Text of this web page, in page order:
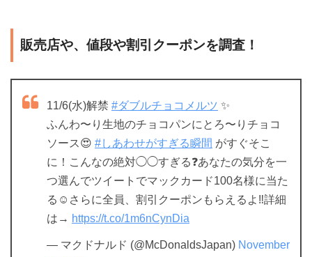
販売店や、値段や割引クーポンを調査！
11/6(水)解禁 #ダブルチョコメルツ ✨
ふんわ〜り生地のチョコパンにとろ〜りチョコ
ソース😍 #しあわせがすぎる瞬間 がすぐそこ
に！こんなの絶対◯◯すぎる❓あなたの気分を一
つ選んでツイートでマックカード100名様に当た
る☺️さらに全員、割引クーポンもらえるよ‼️詳細
は→ https://t.co/1m6nCynDia
— マクドナルド (@McDonaldsJapan) November